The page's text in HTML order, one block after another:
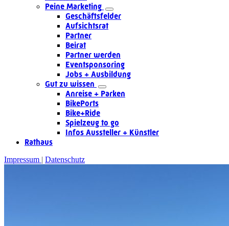
Peine Marketing
Geschäftsfelder
Aufsichtsrat
Partner
Beirat
Partner werden
Eventsponsoring
Jobs + Ausbildung
Gut zu wissen
Anreise + Parken
BikePorts
Bike+Ride
Spielzeug to go
Infos Aussteller + Künstler
Rathaus
Impressum Datenschutz